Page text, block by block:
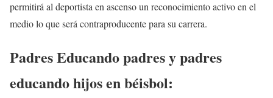
permitirá al deportista en ascenso un reconocimiento activo en el
medio lo que será contraproducente para su carrera.
Padres Educando padres y padres
educando hijos en béisbol: